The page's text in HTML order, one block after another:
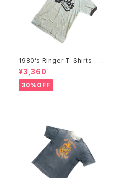
1980’s Ringer T-Shirts - 19
80年代 リンガーTシャツ-
¥3,360
30%OFF